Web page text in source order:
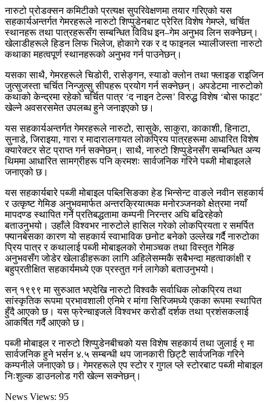
नारुटो प्रोडक्सन कमिटीको प्रत्यक्ष सुपरिवेक्षणमा तयार गरिएको यस
सहकार्यअन्तर्गत गेमरहरूले नारुटो शिप्पुडेनबाट प्रेरित विशेष गेमप्ले, चर्चित
स्थानहरू तथा पात्रहरूसँग सम्बन्धित विविध इन–गेम अनुभव लिन सक्नेछन्।
खेलाडीहरूले हिडन लिफ भिलेज, होकागे रक र द फाइनल भ्यालीजस्ता नारुटो
कथाका महत्वपूर्ण स्थानहरूको अनुभव गर्न पाउनेछन्।
यसका साथै, गेमरहरूले चिडोरी, रासेङ्गन, स्याडो क्लोन तथा फ्लाइङ राइजिन
जुत्सुजस्ता चर्चित निन्जुत्सु सीपहरू प्रयोग गर्न सक्नेछन्। अपडेटमा नारुटोको
कथाको केन्द्रमा रहेको चर्चित पात्र ‘द नाइन टेल्स’ विरुद्ध विशेष ‘बोस फाइट’
खेल्ने अवसरसमेत उपलब्ध हुने जनाइएको छ।
यस सहकार्यअन्तर्गत गेमरहरूले नारुटो, सासुके, साकुरा, काकाशी, हिनाटा,
सुनाडे, जिराइया, गारा र मादारालगायत लोकप्रिय पात्रहरूमा आधारित विशेष
क्यारेक्टर सेट प्राप्त गर्न सक्नेछन्। साथै, नारुटो शिप्पुडेनसँग सम्बन्धित अन्य
थिममा आधारित सामग्रीहरू पनि क्रमशः सार्वजनिक गरिने पब्जी मोबाइलले
जनाएको छ।
यस सहकार्यबारे पब्जी मोबाइल पब्लिसिङका हेड भिन्सेन्ट वाङले नवीन सहकार्य
र उत्कृष्ट गेमिङ अनुभवमार्फत अन्तरक्रियात्मक मनोरञ्जनको क्षेत्रमा नयाँ
मापदण्ड स्थापित गर्ने प्रतिबद्धतामा कम्पनी निरन्तर अघि बढिरहेको
बताउनुभयो। उहाँले विश्वभर नारुटोले हासिल गरेको लोकप्रियता र समर्पित
फ्यानबेसका कारण यो सहकार्य स्वाभाविक छनोट बनेको उल्लेख गर्दै नारुटोका
प्रिय पात्र र कथालाई पब्जी मोबाइलको रोमाञ्चक तथा विस्तृत गेमिङ
अनुभवसँग जोडेर खेलाडीहरूका लागि अहिलेसम्मकै सबैभन्दा महत्वाकांक्षी र
बहुप्रतीक्षित सहकार्यमध्ये एक प्रस्तुत गर्न लागेको बताउनुभयो।
सन् १९९९ मा सुरुआत भएदेखि नारुटो विश्वकै सर्वाधिक लोकप्रिय तथा
सांस्कृतिक रूपमा प्रभावशाली एनिमे र मांगा सिरिजमध्ये एकका रूपमा स्थापित
हुँदै आएको छ। यस फ्रेन्चाइजले विश्वभर करोडौं दर्शक तथा प्रशंसकलाई
आकर्षित गर्दै आएको छ।
पब्जी मोबाइल र नारुटो शिप्पुडेनबीचको यस विशेष सहकार्य तथा जुलाई ९ मा
सार्वजनिक हुने भर्सन ४.५ सम्बन्धी थप जानकारी छिट्टै सार्वजनिक गरिने
कम्पनीले जनाएको छ। गेमरहरूले एप स्टोर र गुगल प्ले स्टोरबाट पब्जी मोबाइल
निःशुल्क डाउनलोड गरी खेल्न सक्नेछन्।
News Views: 95